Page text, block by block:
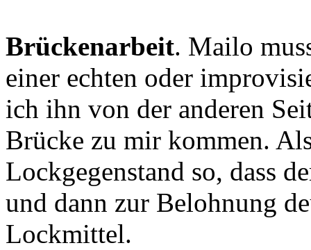
Brückenarbeit. Mailo
einer echten oder
ich ihn von der anderen
Brücke zu mir kommen.
Lockgegenstand so, dass
und dann zur Belohnung
Lockmittel.